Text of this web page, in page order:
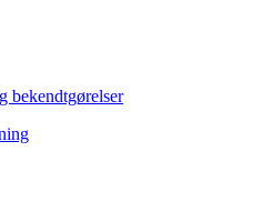
bekendtgørelser